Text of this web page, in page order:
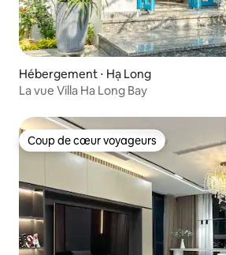
Hébergement ⋅ Hạ Long
La vue Villa Ha Long Bay
Coup de cœur voyageurs
Coup de cœur voyageurs